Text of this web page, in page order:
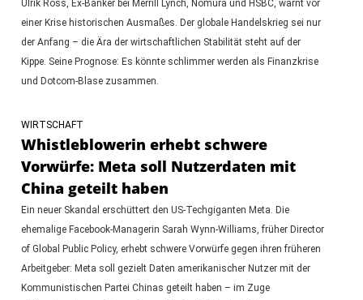
Ulrik Ross, Ex-Banker bei Merrill Lynch, Nomura und HSBC, warnt vor
einer Krise historischen Ausmaßes. Der globale Handelskrieg sei nur
der Anfang – die Ära der wirtschaftlichen Stabilität steht auf der
Kippe. Seine Prognose: Es könnte schlimmer werden als Finanzkrise
und Dotcom-Blase zusammen.
WIRTSCHAFT
Whistleblowerin erhebt schwere
Vorwürfe: Meta soll Nutzerdaten mit
China geteilt haben
Ein neuer Skandal erschüttert den US-Techgiganten Meta. Die
ehemalige Facebook-Managerin Sarah Wynn-Williams, früher Director
of Global Public Policy, erhebt schwere Vorwürfe gegen ihren früheren
Arbeitgeber: Meta soll gezielt Daten amerikanischer Nutzer mit der
Kommunistischen Partei Chinas geteilt haben – im Zuge